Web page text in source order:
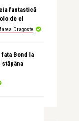
fantastică
de el
Dragoste
fata Bond la